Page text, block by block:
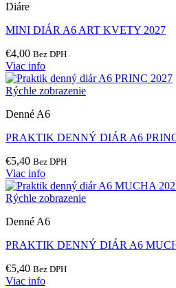
Diáre
MINI DIÁR A6 ART KVETY 2027
€4,00 Bez DPH
Viac info
Rýchle zobrazenie
Denné A6
PRAKTIK DENNÝ DIÁR A6
€5,40 Bez DPH
Viac info
Rýchle zobrazenie
Denné A6
PRAKTIK DENNÝ DIÁR A6
€5,40 Bez DPH
Viac info